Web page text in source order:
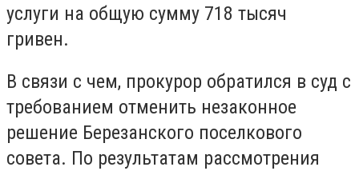
услуги на общую сумму 718 тысяч
гривен.
В связи с чем, прокурор обратился в суд с
требованием отменить незаконное
решение Березанского поселкового
совета. По результатам рассмотрения